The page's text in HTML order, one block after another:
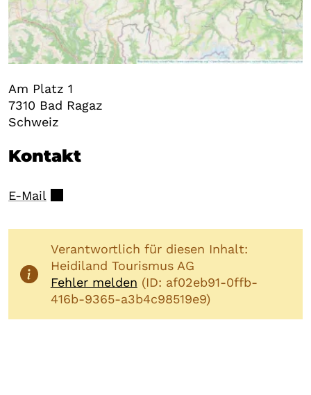
Am Platz 1
7310 Bad Ragaz
Schweiz
Kontakt
E-Mail
Verantwortlich für diesen Inhalt:
Heidiland Tourismus AG
Fehler melden (ID: af02eb91-0ffb-
416b-9365-a3b4c98519e9)